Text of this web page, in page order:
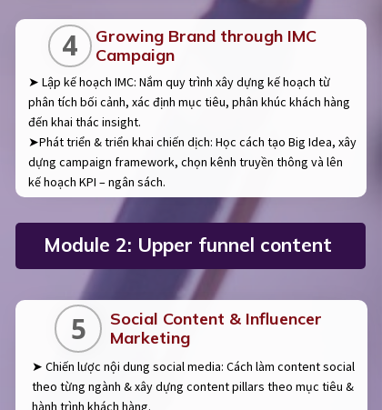
Social Content & Influencer
Marketing
➤ Chiến lược nội dung social media: Cách làm content social
theo từng ngành & xây dựng content pillars theo mục tiêu &
hành trình khách hàng.
5
Growing Brand through IMC
Campaign
➤ Lập kế hoạch IMC: Nắm quy trình xây dựng kế hoạch từ
phân tích bối cảnh, xác định mục tiêu, phân khúc khách hàng
đến khai thác insight.
➤Phát triển & triển khai chiến dịch: Học cách tạo Big Idea, xây
dựng campaign framework, chọn kênh truyền thông và lên
kế hoạch KPI – ngân sách.
4
Module 2: Upper funnel content